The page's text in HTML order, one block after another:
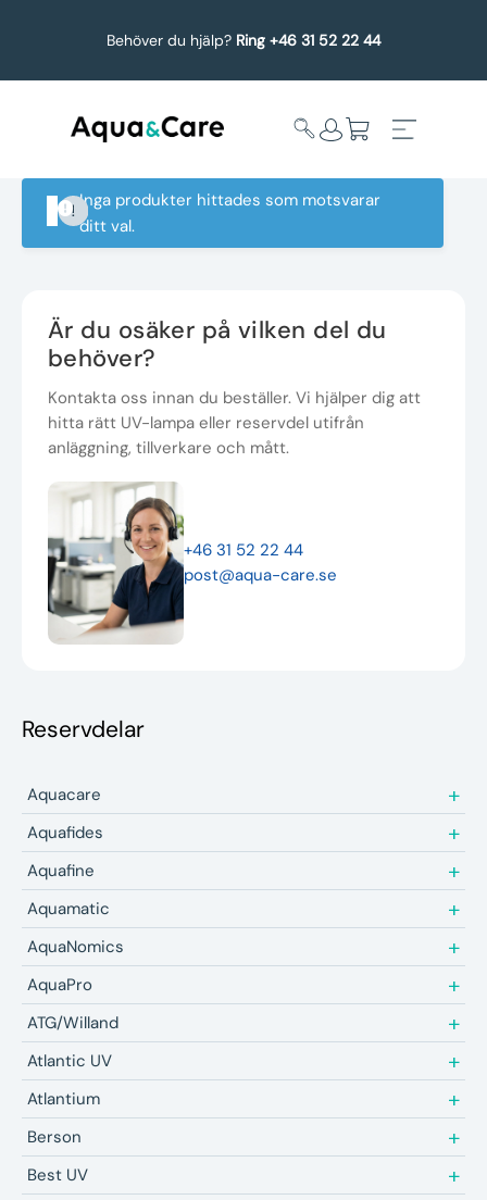
Behöver du hjälp? Ring +46 31 52 22 44
Köp reservdelar
Uppgradering
Underhållstips
Inga produkter hittades som motsvarar
ditt val.
Är du osäker på vilken del du
behöver?
Kontakta oss innan du beställer. Vi hjälper dig att
hitta rätt UV-lampa eller reservdel utifrån
anläggning, tillverkare och mått.
+46 31 52 22 44
post@aqua-care.se
Aquacare
Aquafides
Aquafine
Aquamatic
AquaNomics
AquaPro
ATG/Willand
Atlantic UV
Atlantium
Berson
Best UV
Reservdelar